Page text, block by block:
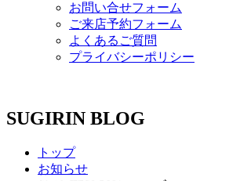
お問い合せフォーム
ご来店予約フォーム
よくあるご質問
プライバシーポリシー
SUGIRIN BLOG
トップ
お知らせ